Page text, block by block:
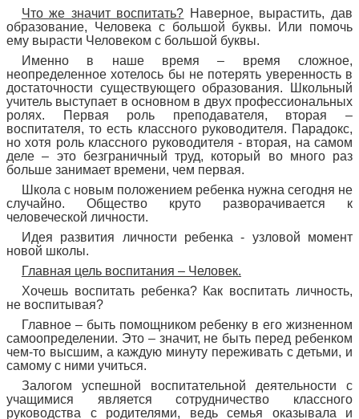
Что же значит воспитать? Наверное, вырастить, дав
образование, Человека с большой буквы. Или помочь
ему вырасти Человеком с большой буквы.
Именно в наше время – время сложное,
неопределенное хотелось бы не потерять уверенность в
достаточности существующего образования. Школьный
учитель выступает в основном в двух профессиональных
ролях. Первая роль преподавателя, вторая –
воспитателя, то есть классного руководителя. Парадокс,
но хотя роль классного руководителя - вторая, на самом
деле – это безграничный труд, который во много раз
больше занимает времени, чем первая.
Школа с новым положением ребенка нужна сегодня не
случайно. Общество круто разворачивается к
человеческой личности.
Идея развития личности ребенка - узловой момент
новой школы.
Главная цель воспитания – Человек.
Хочешь воспитать ребенка? Как воспитать личность,
не воспитывая?
Главное – быть помощником ребенку в его жизненном
самоопределении. Это – значит, не быть перед ребенком
чем-то высшим, а каждую минуту переживать с детьми, и
самому с ними учиться.
Залогом успешной воспитательной деятельности с
учащимися является сотрудничество классного
руководства с родителями, ведь семья оказывала и